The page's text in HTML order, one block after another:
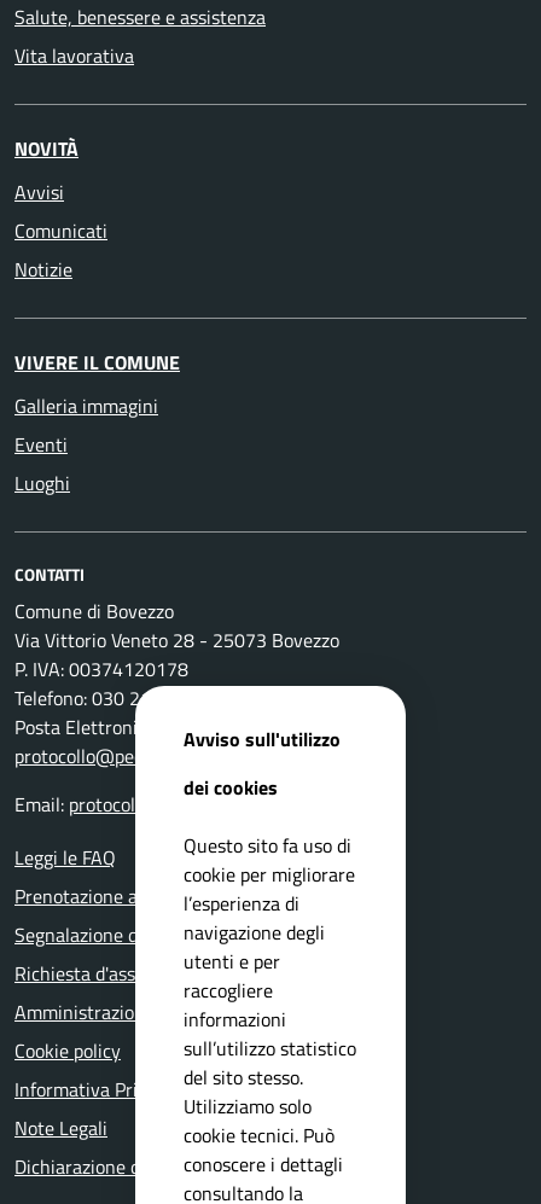
Salute, benessere e assistenza
Vita lavorativa
NOVITÀ
Avvisi
Comunicati
Notizie
VIVERE IL COMUNE
Galleria immagini
Eventi
Luoghi
CONTATTI
Comune di Bovezzo
Via Vittorio Veneto 28 - 25073 Bovezzo
P. IVA: 00374120178
Telefono: 030 2111 211
Posta Elettronica Certificata:
protocollo@pec.comune.bovezzo.bs.it
Email: protocollo@comune.bovezzo.bs.it
Leggi le FAQ
Prenotazione appuntamento
Segnalazione disservizio
Richiesta d'assistenza
Amministrazione trasparente
Cookie policy
Informativa Privacy
Note Legali
Dichiarazione di accessibilità
Avviso sull'utilizzo
dei cookies
Questo sito fa uso di
cookie per migliorare
l’esperienza di
navigazione degli
utenti e per
raccogliere
informazioni
sull’utilizzo statistico
del sito stesso.
Utilizziamo solo
cookie tecnici. Può
conoscere i dettagli
consultando la